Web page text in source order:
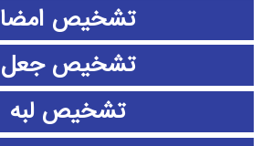
تشخیص امضا
تشخیص جعل
تشخیص لبه